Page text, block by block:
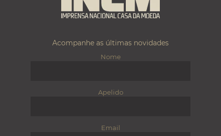
Acompanhe as últimas novidades
Nome
Apelido
Email